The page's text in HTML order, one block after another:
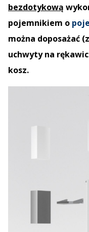
bezdotykową
pojemnikiem o
można doposażać
uchwyty na
kosz.